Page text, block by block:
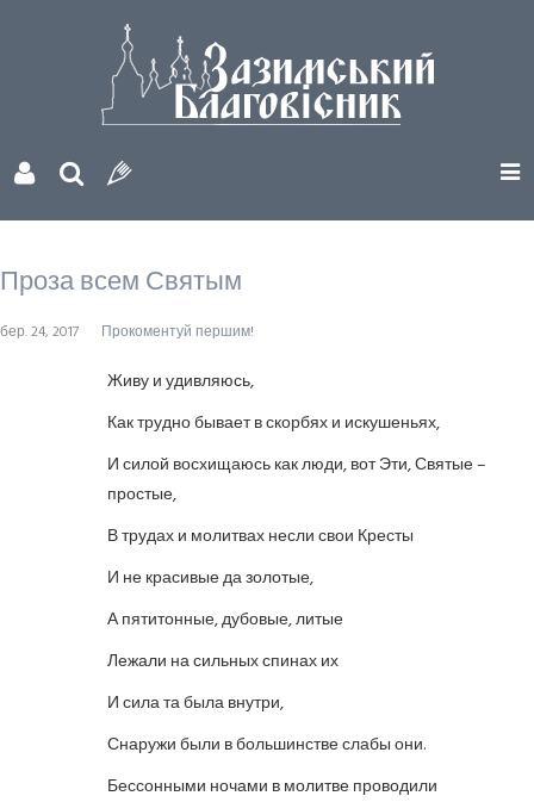
Проза всем Святым
бер. 24, 2017 Прокоментуй першим!
Живу и удивляюсь,
Как трудно бывает в скорбях и искушеньях,
И силой восхищаюсь как люди, вот Эти, Святые –
простые,
В трудах и молитвах несли свои Кресты
И не красивые да золотые,
А пятитонные, дубовые, литые
Лежали на сильных спинах их
И сила та была внутри,
Снаружи были в большинстве слабы они.
Бессонными ночами в молитве проводили